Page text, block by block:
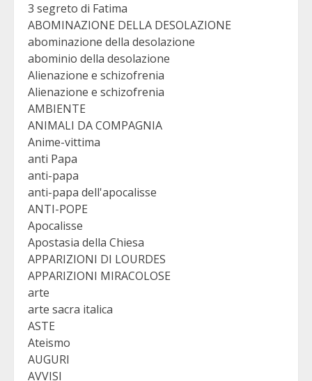
3 segreto di Fatima
ABOMINAZIONE DELLA DESOLAZIONE
abominazione della desolazione
abominio della desolazione
Alienazione e schizofrenia
Alienazione e schizofrenia
AMBIENTE
ANIMALI DA COMPAGNIA
Anime-vittima
anti Papa
anti-papa
anti-papa dell'apocalisse
ANTI-POPE
Apocalisse
Apostasia della Chiesa
APPARIZIONI DI LOURDES
APPARIZIONI MIRACOLOSE
arte
arte sacra italica
ASTE
Ateismo
AUGURI
AVVISI